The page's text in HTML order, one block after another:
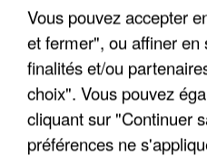
Vous pouvez accepter
et fermer", ou affiner en
finalités et/ou
choix". Vous pouvez
cliquant sur "Continuer
préférences ne